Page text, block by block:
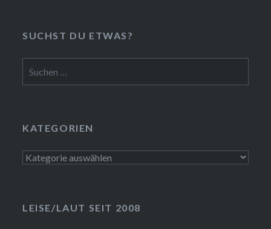
SUCHST DU ETWAS?
nach:
KATEGORIEN
Kategorien
LEISE/LAUT SEIT 2008